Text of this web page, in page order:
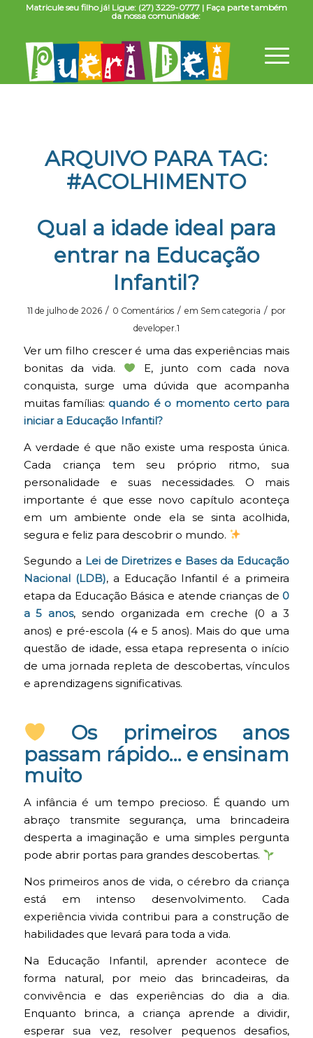
Matricule seu filho já! Ligue: (27) 3229-0777 | Faça parte também
da nossa comunidade:
ARQUIVO PARA TAG:
#ACOLHIMENTO
Qual a idade ideal para
entrar na Educação
Infantil?
11 de julho de 2026 / 0 Comentários / em Sem categoria / por
developer.1
Ver um filho crescer é uma das experiências mais
bonitas da vida.
E, junto com cada nova
conquista, surge uma dúvida que acompanha
muitas famílias: quando é o momento certo para
iniciar a Educação Infantil?
A verdade é que não existe uma resposta única.
Cada criança tem seu próprio ritmo, sua
personalidade e suas necessidades. O mais
importante é que esse novo capítulo aconteça
em um ambiente onde ela se sinta acolhida,
segura e feliz para descobrir o mundo.
Segundo a Lei de Diretrizes e Bases da Educação
Nacional (LDB), a Educação Infantil é a primeira
etapa da Educação Básica e atende crianças de 0
a 5 anos, sendo organizada em creche (0 a 3
anos) e pré-escola (4 e 5 anos). Mais do que uma
questão de idade, essa etapa representa o início
de uma jornada repleta de descobertas, vínculos
e aprendizagens significativas.
Os primeiros anos
passam rápido… e ensinam
muito
A infância é um tempo precioso. É quando um
abraço transmite segurança, uma brincadeira
desperta a imaginação e uma simples pergunta
pode abrir portas para grandes descobertas.
Nos primeiros anos de vida, o cérebro da criança
está em intenso desenvolvimento. Cada
experiência vivida contribui para a construção de
habilidades que levará para toda a vida.
Na Educação Infantil, aprender acontece de
forma natural, por meio das brincadeiras, da
convivência e das experiências do dia a dia.
Enquanto brinca, a criança aprende a dividir,
esperar sua vez, resolver pequenos desafios,